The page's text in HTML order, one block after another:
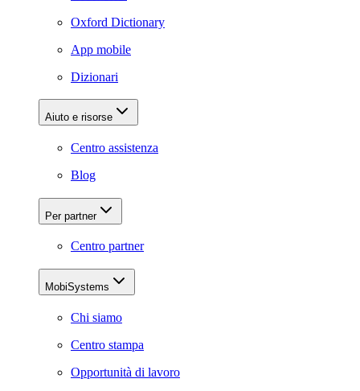
Oxford Dictionary
App mobile
Dizionari
Aiuto e risorse
Centro assistenza
Blog
Per partner
Centro partner
MobiSystems
Chi siamo
Centro stampa
Opportunità di lavoro